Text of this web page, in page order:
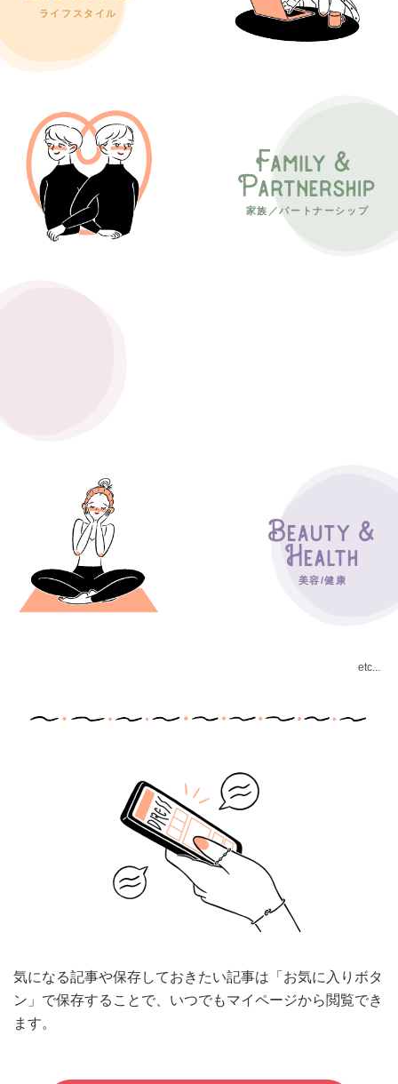
ライフスタイル
家族／パートナーシップ
美容/健康
etc...
気になる記事や保存しておきたい記事は「お気に入りボタ
ン」で保存することで、いつでもマイページから閲覧でき
ます。